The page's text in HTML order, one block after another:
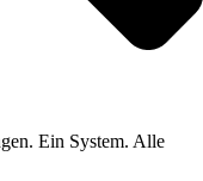
Ein System. Alle